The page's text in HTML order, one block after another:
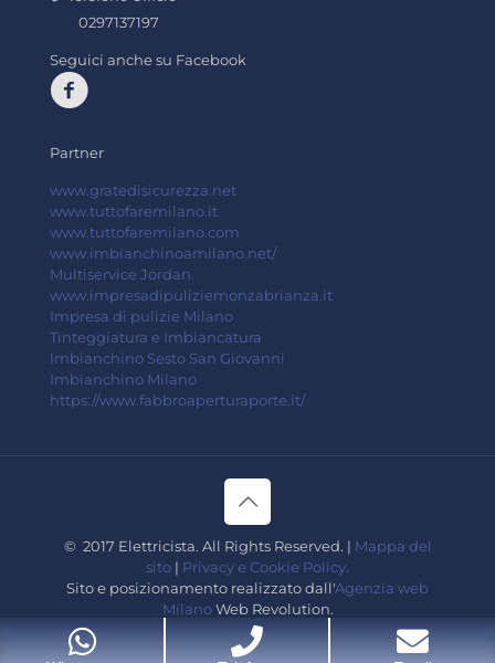
0297137197
Seguici anche su Facebook
Partner
www.gratedisicurezza.net
www.tuttofaremilano.it
www.tuttofaremilano.com
www.imbianchinoamilano.net/
Multiservice Jordan
www.impresadipuliziemonzabrianza.it
Impresa di pulizie Milano
Tinteggiatura e Imbiancatura
Imbianchino Sesto San Giovanni
Imbianchino Milano
https://www.fabbroaperturaporte.it/
© 2017 Elettricista. All Rights Reserved. | Mappa del
sito | Privacy e Cookie Policy.
Sito e posizionamento realizzato dall'Agenzia web
MilanoWeb Revolution.